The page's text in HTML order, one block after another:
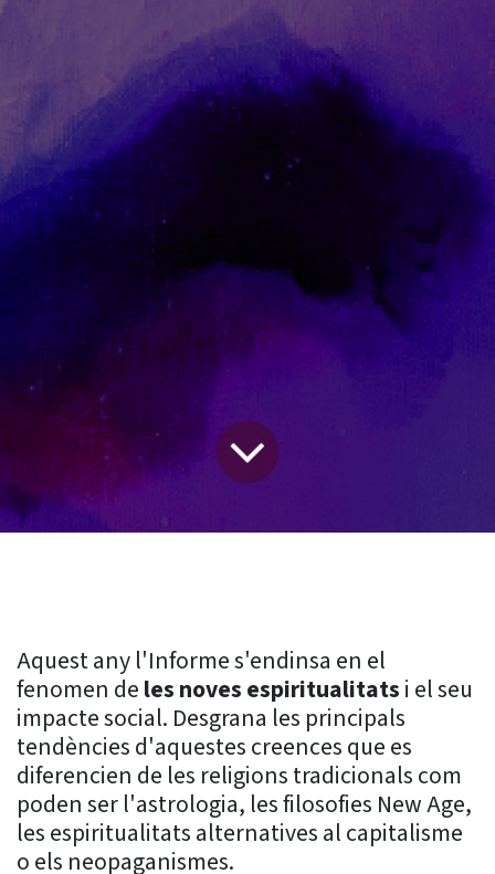
Aquest any l'Informe s'endinsa en el
fenomen deles noves espiritualitatsi el seu
impacte social. Desgrana les principals
tendències d'aquestes creences que es
diferencien de les religions tradicionals com
poden ser l'astrologia, les filosofies New Age,
les espiritualitats alternatives al capitalisme
o els neopaganismes.